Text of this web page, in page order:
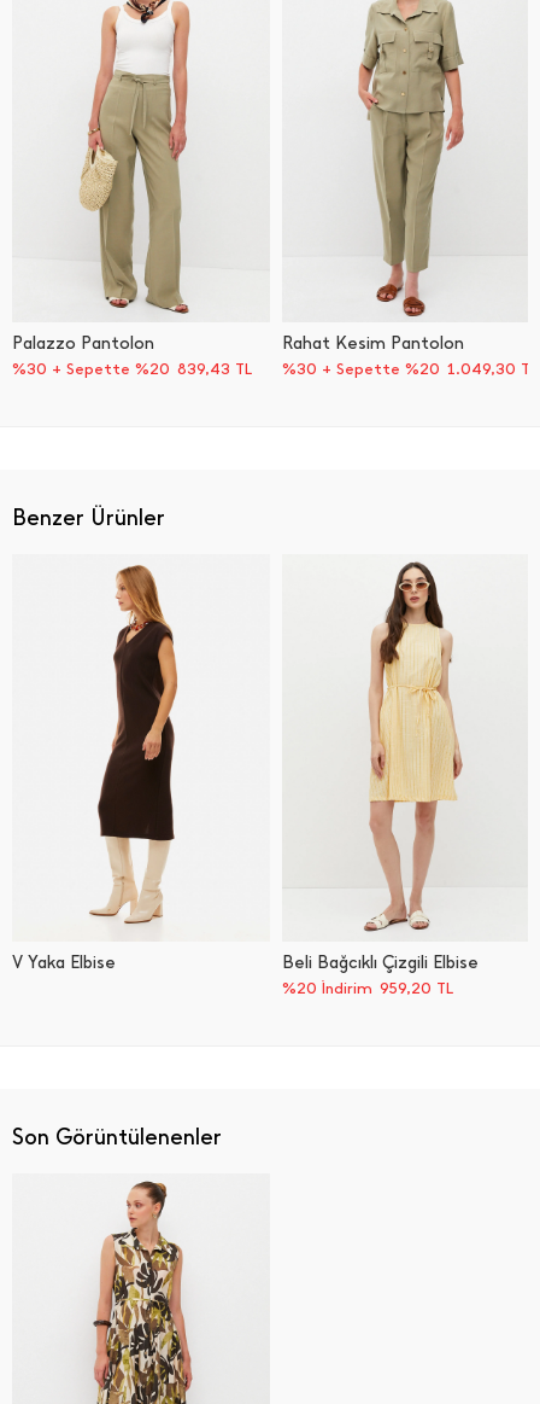
Benzer Ürünler
V Yaka Elbise Beli Bağcıklı Çizgili Elbise
%20 İndirim 959,20 TL
Palazzo Pantolon
%30 + Sepette %20 839,43 TL
Rahat Kesim Pantolon
%30 + Sepette %20 1.049,30 TL
Son Görüntülenenler